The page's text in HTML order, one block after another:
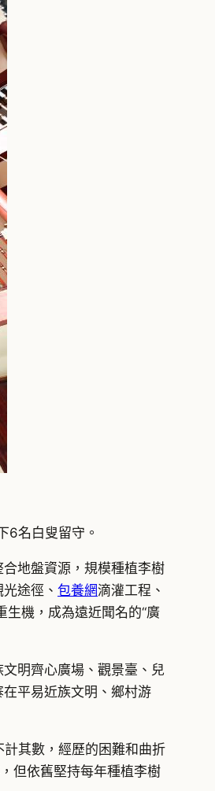
6名白叟留守。
地盤資源，規模種植李樹
途徑、 包養網滴灌工程、
機，成為遠近聞名的“廣
明齊心廣場、觀景臺、兒
平易近族文明、鄉村游
其數，經歷的困難和曲折
但依舊堅持每年種植李樹